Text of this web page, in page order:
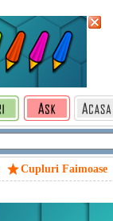
Cupluri Faimoase